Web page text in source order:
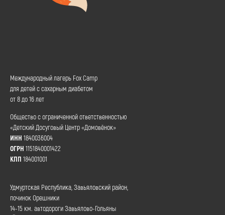
Международный лагерь Fox Camp
для детей с сахарным диабетом
от 8 до 16 лет
Общество с ограниченной ответственностью
«Детский Досуговый Центр «Домовёнок»
ИНН 1840036004
ОГРН 1151840001422
КПП 184001001
Удмуртская Республика, Завьяловский район,
починок Орешники
14-15 км. автодороги Завьялово-Гольяны